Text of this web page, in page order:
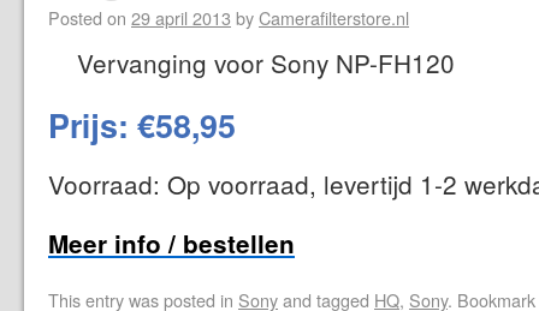
Posted on 29 april 2013 byCamerafilterstore.nl
Vervanging voor Sony NP-FH120
Prijs: €58,95
Voorraad: Op voorraad, levertijd 1-2
Meer info / bestellen
This entry was posted in Sonyand tagged HQ, Sony.